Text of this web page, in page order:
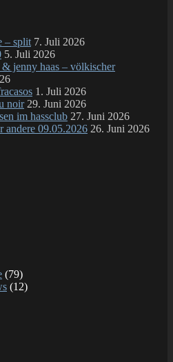
– split 7. Juli 2026
5. Juli 2026
jenny haas – völkischer
1. Juli 2026
noir 29. Juni 2026
im hassclub 27. Juni 2026
andere 09.05.2026 26. Juni 2026
(79)
(12)